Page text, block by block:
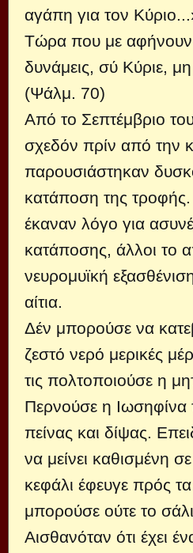
αγάπη για τον
Τώρα που με αφήνουν
δυνάμεις, σύ Κύριε, μη
(Ψάλμ. 70)
Από το Σεπτέμβριο
σχεδόν πρίν από την
παρουσιάστηκαν
κατάποση της τροφής.
έκαναν λόγο για
κατάποσης, άλλοι το
νευρομυϊκή
αίτια.
Δέν μπορούσε να
ζεστό νερό μερικές
τις πολτοποιούσε η
Περνούσε η Ιωσηφίνα
πείνας και δίψας.
να μείνει καθισμένη
κεφάλι έφευγε πρός
μπορούσε ούτε το
Αισθανόταν ότι έχει